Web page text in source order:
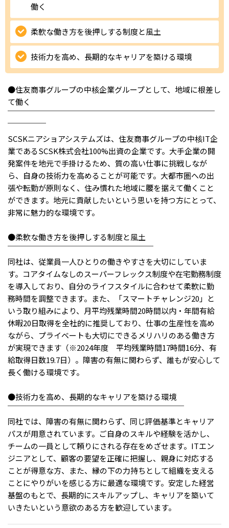
働く
柔軟な働き方を後押しする制度と風土
技術力を高め、長期的なキャリアを築ける環境
●住友商事グループの中核企業グループとして、地域に根差し
て働く
￣￣￣￣￣￣￣￣￣￣￣￣￣￣￣￣￣￣￣￣￣￣￣￣￣￣￣
￣￣￣￣￣
SCSKニアショアシステムズは、住友商事グループの中核IT企
業であるSCSK株式会社100%出資の企業です。大手企業の開
発案件を地元で手掛けるため、質の高い仕事に挑戦しなが
ら、自身の技術力を高めることが可能です。大都市圏への出
張や転勤が原則なく、住み慣れた地域に腰を据えて働くこと
ができます。地元に貢献したいという思いを持つ方にとって、
非常に魅力的な環境です。
●柔軟な働き方を後押しする制度と風土
￣￣￣￣￣￣￣￣￣￣￣￣￣￣￣￣￣￣￣
同社は、従業員一人ひとりの働きやすさを大切にしていま
す。コアタイムなしのスーパーフレックス制度や在宅勤務制度
を導入しており、自分のライフスタイルに合わせて柔軟に勤
務時間を調整できます。また、「スマートチャレンジ20」と
いう取り組みにより、月平均残業時間20時間以内・年間有給
休暇20日取得を全社的に推奨しており、仕事の生産性を高め
ながら、プライベートも大切にできるメリハリのある働き方
が実現できます（※2024年度 平均残業時間17時間16分、有
給取得日数19.7日）。障害の有無に関わらず、誰もが安心して
長く働ける環境です。
●技術力を高め、長期的なキャリアを築ける環境
￣￣￣￣￣￣￣￣￣￣￣￣￣￣￣￣￣￣￣￣￣￣￣
同社では、障害の有無に関わらず、同じ評価基準とキャリア
パスが用意されています。ご自身のスキルや経験を活かし、
チームの一員として頼りにされる存在をめざせます。ITエン
ジニアとして、顧客の要望を正確に把握し、親身に対応する
ことが得意な方、また、縁の下の力持ちとして組織を支える
ことにやりがいを感じる方に最適な環境です。安定した経営
基盤のもとで、長期的にスキルアップし、キャリアを築いて
いきたいという意欲のある方を歓迎しています。
IT・Web制作スキルを身につける就労移行支援サービス
ソーシャルファームサービス
しいたけ生産で実現する
新しい障害者雇用支援サービス
ご利用ガイド
法人向けページ
メニューを閉じる